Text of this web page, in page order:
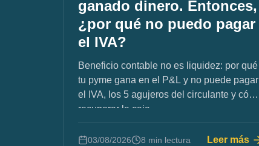
ganado dinero. Entonces,
¿por qué no puedo pagar
el IVA?
Beneficio contable no es liquidez: por qué
tu pyme gana en el P&L y no puede pagar
el IVA, los 5 agujeros del circulante y cómo
recuperar la caja.
03/08/2026 8 min lectura Leer más